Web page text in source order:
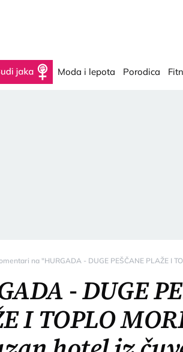
jaka Moda i lepota Porodica
na "HURGADA - DUGE PEŠČANE PLAŽE I
- DUGE
I TOPLO